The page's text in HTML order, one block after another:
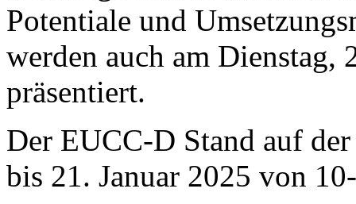
Potentiale und
werden auch am
präsentiert.
Der EUCC-D Stand auf
bis 21. Januar 2025 von